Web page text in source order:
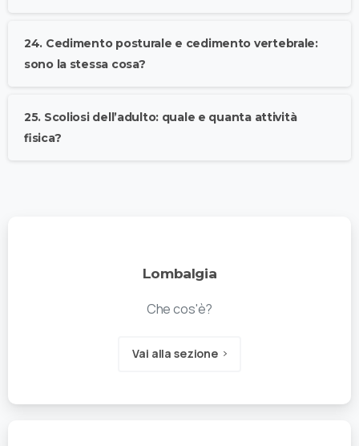
24. Cedimento posturale e cedimento vertebrale:
sono la stessa cosa?
25. Scoliosi dell’adulto: quale e quanta attività
fisica?
Lombalgia
Che cos'è?
Vai alla sezione